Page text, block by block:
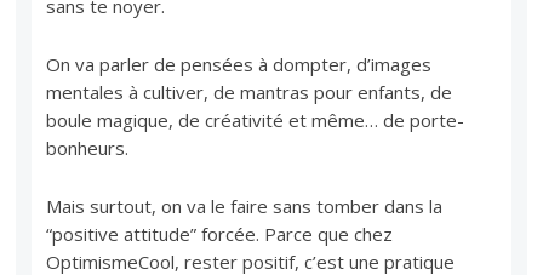
sans te noyer.
On va parler de pensées à dompter, d’images
mentales à cultiver, de mantras pour enfants, de
boule magique, de créativité et même… de porte-
bonheurs.
Mais surtout, on va le faire sans tomber dans la
“positive attitude” forcée. Parce que chez
OptimismeCool, rester positif, c’est une pratique